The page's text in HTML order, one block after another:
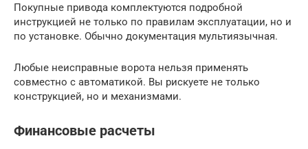
Покупные привода комплектуются подробной
инструкцией не только по правилам эксплуатации, но и
по установке. Обычно документация мультиязычная.
Любые неисправные ворота нельзя применять
совместно с автоматикой. Вы рискуете не только
конструкцией, но и механизмами.
Финансовые расчеты